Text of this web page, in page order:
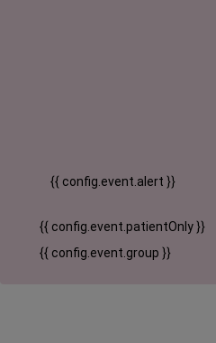
{{ config.event.alert }}
{{ config.event.patientOnly }}
{{ config.event.group }}